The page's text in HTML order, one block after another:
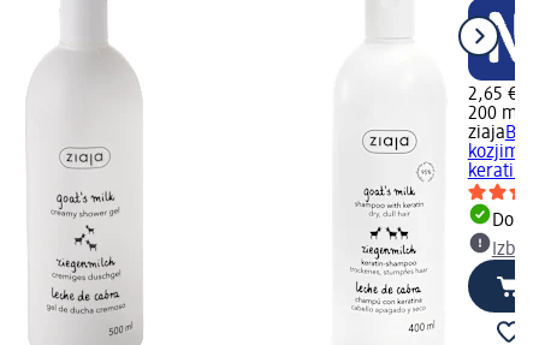
2,65 €
200 ml
ziaja
kozjim